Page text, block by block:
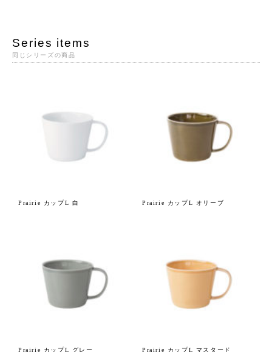
Series items
同じシリーズの商品
Prairie カップL 白 Prairie カップL オリーブ
Prairie カップL グレー Prairie カップL マスタード